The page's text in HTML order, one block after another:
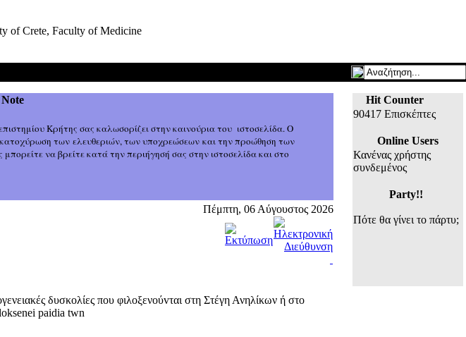
of Crete, Faculty of Medicine
Κρήτης σας καλωσορίζει στην καινούρια του ιστοσελίδα. Ο
των ελευθεριών, των υποχρεώσεων και την προώθηση των
να βρείτε κατά την περιήγησή σας στην ιστοσελίδα και στο
Πέμπτη, 06 Αύγουστος 2026
δυσκολίες που φιλοξενούvται στη Στέγη Ανηλίκων ή στο
paidia twn
Hit Counter
90417 Επισκέπτες
Online Users
Κανένας χρήστης
συνδεμένος
Party!!
Πότε θα γίνει το πάρτυ;